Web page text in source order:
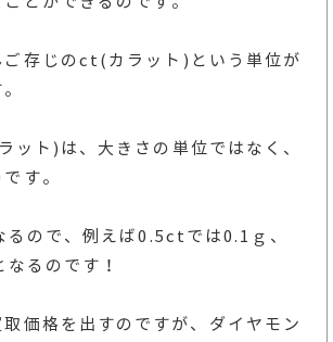
ご存じのct(カラット)という単位が
ット)は、大きさの単位ではなく、
す。
ので、例えば0.5ctでは0.1ｇ、
るのです！
価格を出すのですが、ダイヤモン